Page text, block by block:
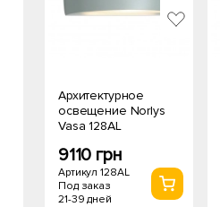
Архитектурное
освещение Norlys
Vasa 128AL
9110 грн
Артикул 128AL
Под заказ
21-39 дней